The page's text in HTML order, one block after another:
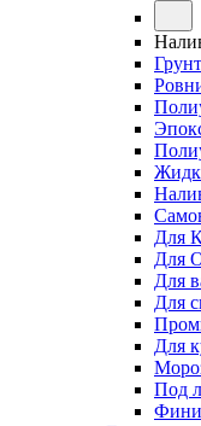
Для
Для
Для
Для
Для
Под